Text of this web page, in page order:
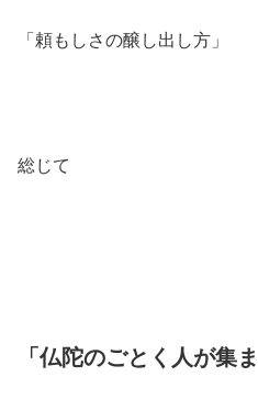
「頼もしさの醸し出し方」
総じて
「仏陀のごとく人が集